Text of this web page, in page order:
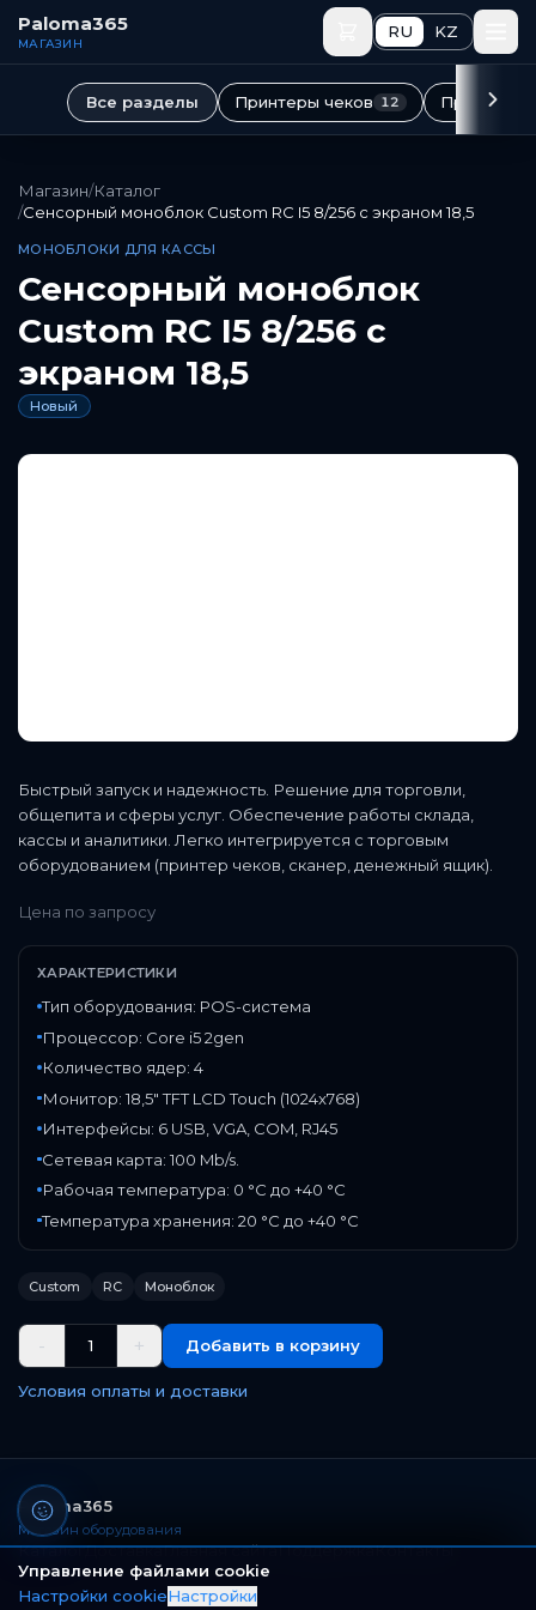
Перейти к основному содержимому
Paloma365
МАГАЗИН
RU KZ
Все разделы Принтеры чеков 12 Принтеры
Магазин/Каталог
/Сенсорный моноблок Custom RC I5 8/256 с экраном 18,5
МОНОБЛОКИ ДЛЯ КАССЫ
Сенсорный моноблок
Custom RC I5 8/256 с
экраном 18,5
Новый
Быстрый запуск и надежность. Решение для торговли,
общепита и сферы услуг. Обеспечение работы склада,
кассы и аналитики. Легко интегрируется с торговым
оборудованием (принтер чеков, сканер, денежный ящик).
Цена по запросу
ХАРАКТЕРИСТИКИ
Тип оборудования: POS-система
Процессор: Core i5 2gen
Количество ядер: 4
Монитор: 18,5" TFT LCD Touch (1024x768)
Интерфейсы: 6 USB, VGA, COM, RJ45
Сетевая карта: 100 Mb/s.
Рабочая температура: 0 °C до +40 °C
Температура хранения: 20 °C до +40 °C
Custom RC Моноблок
- 1 + Добавить в корзину
Условия оплаты и доставки
Paloma365
Магазин оборудования
КаталогДоставкаГлавная сайтаПоддержкаКонтакты
Управление файлами cookie
Настройки cookieНастройки